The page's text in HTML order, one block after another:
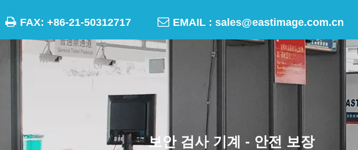
 FAX: +86-21-50312717  EMAIL : sales@eastimage.com.cn
보안 검사 기계 - 안전 보장